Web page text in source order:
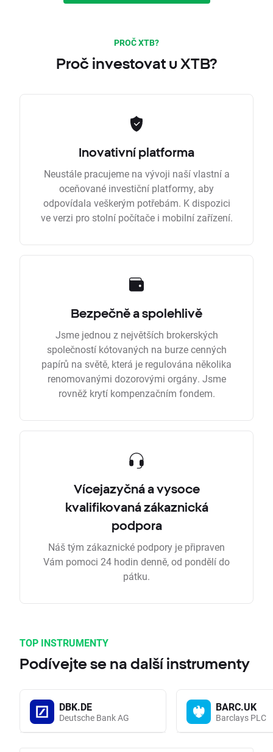
PROČ XTB?
Proč investovat u XTB?
Inovativní platforma
Neustále pracujeme na vývoji naší vlastní a
oceňované investiční platformy, aby
odpovídala veškerým potřebám. K dispozici
ve verzi pro stolní počítače i mobilní zařízení.
Bezpečně a spolehlivě
Jsme jednou z největších brokerských
společností kótovaných na burze cenných
papírů na světě, která je regulována několika
renomovanými dozorovými orgány. Jsme
rovněž krytí kompenzačním fondem.
Vícejazyčná a vysoce
kvalifikovaná zákaznická
podpora
Náš tým zákaznické podpory je připraven
Vám pomoci 24 hodin denně, od pondělí do
pátku.
TOP INSTRUMENTY
Podívejte se na další instrumenty
DBK.DE
Deutsche Bank AG
BARC.UK
Barclays PLC